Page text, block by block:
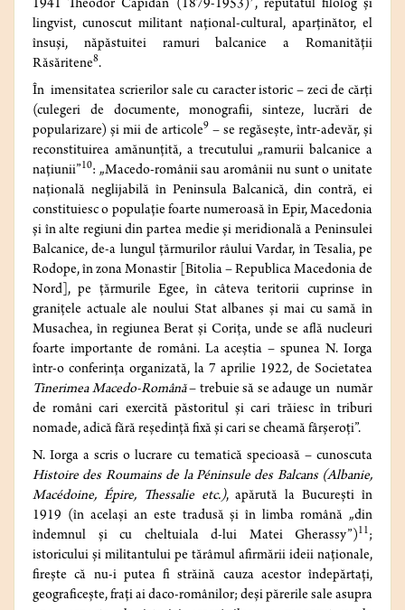
1941 Theodor Capidan (1879-1953) , reputatul filolog şi
lingvist, cunoscut militant naţional-cultural, aparţinător, el
însuşi, năpăstuitei ramuri balcanice a Romanităţii
Răsăritene8.
În imensitatea scrierilor sale cu caracter istoric – zeci de cărţi
(culegeri de documente, monografii, sinteze, lucrări de
popularizare) şi mii de articole9 – se regăseşte, într-adevăr, şi
reconstituirea amănunţită, a trecutului „ramurii balcanice a
naţiunii”10: „Macedo-românii sau aromânii nu sunt o unitate
naţională neglijabilă în Peninsula Balcanică, din contră, ei
constituiesc o populaţie foarte numeroasă în Epir, Macedonia
şi în alte regiuni din partea medie şi meridională a Peninsulei
Balcanice, de-a lungul ţărmurilor râului Vardar, în Tesalia, pe
Rodope, în zona Monastir [Bitolia – Republica Macedonia de
Nord], pe ţărmurile Egee, în câteva teritorii cuprinse în
graniţele actuale ale noului Stat albanes şi mai cu samă în
Musachea, în regiunea Berat şi Coriţa, unde se află nucleuri
foarte importante de români. La aceştia – spunea N. Iorga
într-o conferinţa organizată, la 7 aprilie 1922, de Societatea
Tinerimea Macedo-Română– trebuie să se adauge un număr
de români cari exercită păstoritul şi cari trăiesc în triburi
nomade, adică fără reşedinţă fixă şi cari se cheamă fârşeroţi”.
N. Iorga a scris o lucrare cu tematică specioasă – cunoscuta
Histoire des Roumains de la Péninsule des Balcans (Albanie,
Macédoine, Épire, Thessalie etc.), apărută la Bucureşti în
1919 (în acelaşi an este tradusă şi în limba română „din
îndemnul şi cu cheltuiala d-lui Matei Gherassy”)11;
istoricului şi militantului pe tărâmul afirmării ideii naţionale,
fireşte că nu-i putea fi străină cauza acestor îndepărtaţi,
geograficeşte, fraţi ai daco-românilor; deşi părerile sale asupra